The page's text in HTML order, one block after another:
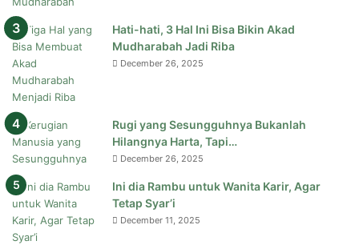
Hati-hati, 3 Hal Ini Bisa Bikin Akad
Mudharabah Jadi Riba
December 26, 2025
Rugi yang Sesungguhnya Bukanlah
Hilangnya Harta, Tapi…
December 26, 2025
Ini dia Rambu untuk Wanita Karir, Agar
Tetap Syar’i
December 11, 2025